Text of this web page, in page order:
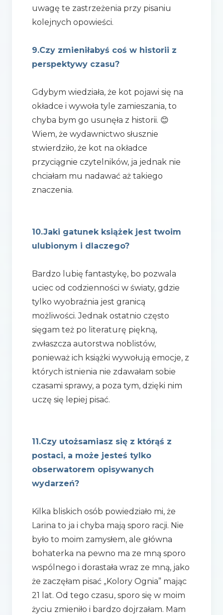
uwagę te zastrzeżenia przy pisaniu
kolejnych opowieści.
9.Czy zmieniłabyś coś w historii z
perspektywy czasu?
Gdybym wiedziała, że kot pojawi się na
okładce i wywoła tyle zamieszania, to
chyba bym go usunęła z historii. 😊
Wiem, że wydawnictwo słusznie
stwierdziło, że kot na okładce
przyciągnie czytelników, ja jednak nie
chciałam mu nadawać aż takiego
znaczenia.
10.Jaki gatunek książek jest twoim
ulubionym i dlaczego?
Bardzo lubię fantastykę, bo pozwala
uciec od codzienności w światy, gdzie
tylko wyobraźnia jest granicą
możliwości. Jednak ostatnio często
sięgam też po literaturę piękną,
zwłaszcza autorstwa noblistów,
ponieważ ich książki wywołują emocje, z
których istnienia nie zdawałam sobie
czasami sprawy, a poza tym, dzięki nim
uczę się lepiej pisać.
11.Czy utożsamiasz się z którąś z
postaci, a może jesteś tylko
obserwatorem opisywanych
wydarzeń?
Kilka bliskich osób powiedziało mi, że
Larina to ja i chyba mają sporo racji. Nie
było to moim zamysłem, ale główna
bohaterka na pewno ma ze mną sporo
wspólnego i dorastała wraz ze mną, jako
że zaczęłam pisać „Kolory Ognia” mając
21 lat. Od tego czasu, sporo się w moim
życiu zmieniło i bardzo dojrzałam. Mam